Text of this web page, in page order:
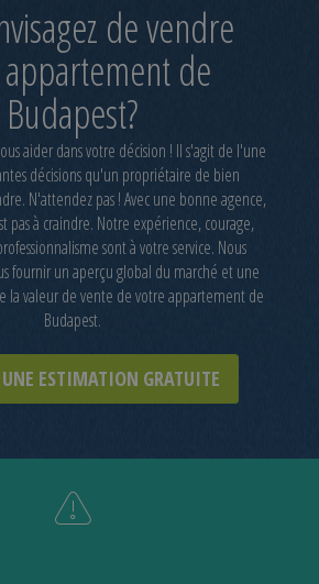
de vendre
de
Budapest?
aider dans votre décision ! Il s'agit de l'une
décisions qu'un propriétaire de bien
N'attendez pas ! Avec une bonne agence,
pas à craindre. Notre expérience, courage,
sont à votre service. Nous
fournir un aperçu global du marché et une
la valeur de vente de votre appartement de
Budapest.
ESTIMATION GRATUITE